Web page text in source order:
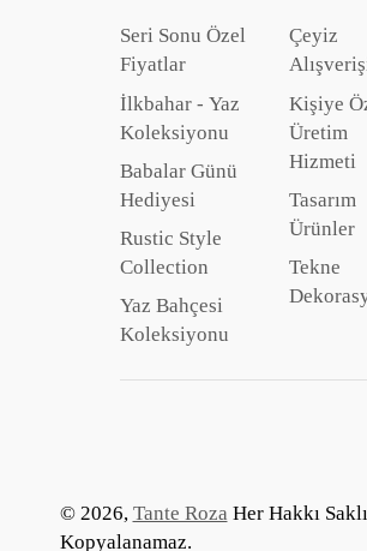
Seri Sonu Özel
Fiyatlar
İlkbahar - Yaz
Koleksiyonu
Babalar Günü
Hediyesi
Rustic Style
Collection
Yaz Bahçesi
Koleksiyonu
Çeyiz
Kişiye
Üretim
Hizmeti
Tasarım
Ürünler
Tekne
© 2026, Tante Roza Her Hakkı
Kopyalanamaz.